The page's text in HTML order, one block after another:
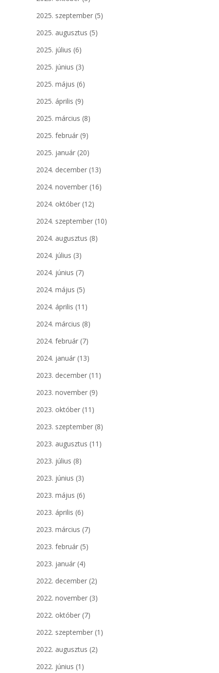
2025. szeptember (5)
2025. augusztus (5)
2025. július (6)
2025. június (3)
2025. május (6)
2025. április (9)
2025. március (8)
2025. február (9)
2025. január (20)
2024. december (13)
2024. november (16)
2024. október (12)
2024. szeptember (10)
2024. augusztus (8)
2024. július (3)
2024. június (7)
2024. május (5)
2024. április (11)
2024. március (8)
2024. február (7)
2024. január (13)
2023. december (11)
2023. november (9)
2023. október (11)
2023. szeptember (8)
2023. augusztus (11)
2023. július (8)
2023. június (3)
2023. május (6)
2023. április (6)
2023. március (7)
2023. február (5)
2023. január (4)
2022. december (2)
2022. november (3)
2022. október (7)
2022. szeptember (1)
2022. augusztus (2)
2022. június (1)